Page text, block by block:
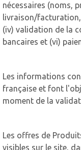
nécessaires (noms,
livraison/facturation,
(iv) validation de la
bancaires et (vi)
Les informations
française et font
moment de la
Les offres de
visibles sur le site,